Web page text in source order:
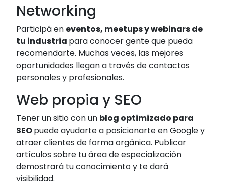
Networking
Participá en eventos, meetups y webinars de
tu industria para conocer gente que pueda
recomendarte. Muchas veces, las mejores
oportunidades llegan a través de contactos
personales y profesionales.
Web propia y SEO
Tener un sitio con un blog optimizado para
SEOpuede ayudarte a posicionarte en Google y
atraer clientes de forma orgánica. Publicar
artículos sobre tu área de especialización
demostrará tu conocimiento y te dará
visibilidad.